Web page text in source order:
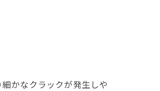
かなクラックが発生しや